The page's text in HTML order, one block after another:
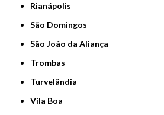
Rianápolis
São Domingos
São João da Aliança
Trombas
Turvelândia
Vila Boa